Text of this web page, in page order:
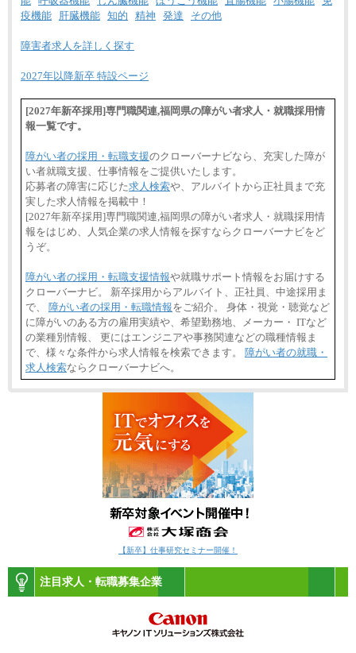
疫機能
肝臓機能 知的 精神 発達 その他
障害者求人を詳しく探す
2027年以降新卒 特設ページ
[2027年新卒採用]専門職関連,福岡県の障がい者求人・就職採用情
報一覧です。
障がい者の採用・転職支援のクローバーナビなら、充実した障が
い者就職支援、仕事情報をご提供いたします。
応募者の障害に応じた求人検索や、アルバイトから正社員まで充
実した求人情報を掲載中！
[2027年新卒採用]専門職関連,福岡県の障がい者求人・就職採用情
報をはじめ、人気企業の求人情報を探すならクローバーナビをど
うぞ。
障がい者の採用・転職支援情報や就職サポート情報をお届けする
クローバーナビ。 新卒採用からアルバイト、正社員、中途採用ま
で、 障がい者の採用・転職情報をご紹介。 身体・視覚・聴覚など
に障がいのある方の雇用実績や、希望勤務地、メーカー・ ITなど
の業種別情報、 更にはエンジニアや事務関連などの職種情報ま
で、様々な条件から求人情報を検索できます。 障がい者の就職・
求人検索ならクローバーナビへ。
【新卒】仕事研究セミナー開催！
注目求人・転職募集企業